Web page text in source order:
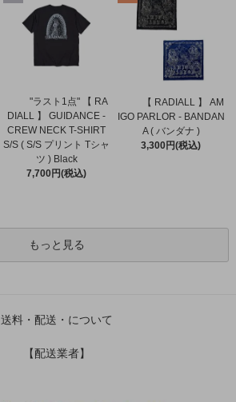
"ラスト1点" 【 RA
DIALL 】 GUIDANCE -
CREW NECK T-SHIRT
S/S ( S/S プリント Tシャ
ツ ) Black
7,700円(税込)
【 RADIALL 】 AM
IGO PARLOR - BANDAN
A ( バンダナ )
3,300円(税込)
もっと見る
送料・配送・について
【配送業者】